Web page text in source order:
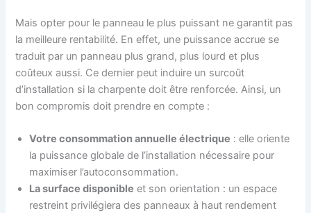
Mais opter pour le panneau le plus puissant ne garantit pas
la meilleure rentabilité. En effet, une puissance accrue se
traduit par un panneau plus grand, plus lourd et plus
coûteux aussi. Ce dernier peut induire un surcoût
d’installation si la charpente doit être renforcée. Ainsi, un
bon compromis doit prendre en compte :
Votre consommation annuelle électrique : elle oriente
la puissance globale de l’installation nécessaire pour
maximiser l’autoconsommation.
La surface disponible et son orientation : un espace
restreint privilégiera des panneaux à haut rendement